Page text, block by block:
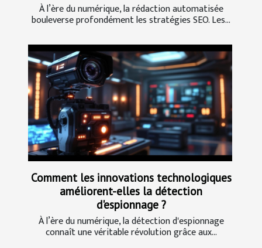
À l’ère du numérique, la rédaction automatisée
bouleverse profondément les stratégies SEO. Les...
Comment les innovations technologiques
améliorent-elles la détection
d'espionnage ?
À l’ère du numérique, la détection d'espionnage
connaît une véritable révolution grâce aux...